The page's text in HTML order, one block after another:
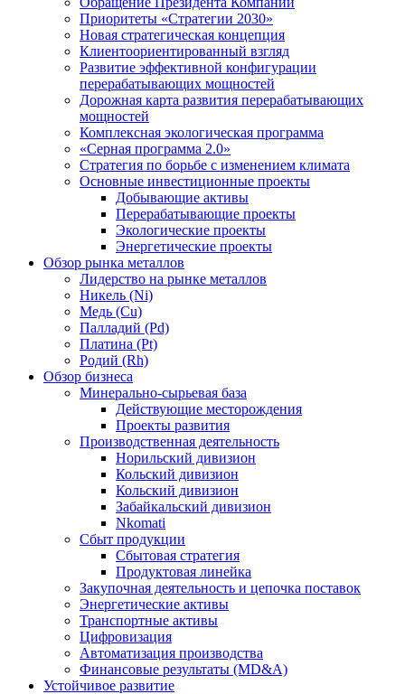
Приоритеты «Стратегии 2030»
Новая стратегическая концепция
Клиентоориентированный взгляд
Развитие эффективной конфигурации
перерабатывающих мощностей
Дорожная карта развития перерабатывающих
мощностей
Комплексная экологическая программа
«Серная программа 2.0»
Стратегия по борьбе с изменением климата
Основные инвестиционные проекты
Добывающие активы
Перерабатывающие проекты
Экологические проекты
Энергетические проекты
Обзор рынка металлов
Лидерство на рынке металлов
Никель (Ni)
Медь (Cu)
Палладий (Pd)
Платина (Pt)
Родий (Rh)
Обзор бизнеса
Минерально-сырьевая база
Действующие месторождения
Проекты развития
Производственная деятельность
Норильский дивизион
Кольский дивизион
Кольский дивизион
Забайкальский дивизион
Nkomati
Сбыт продукции
Сбытовая стратегия
Продуктовая линейка
Закупочная деятельность и цепочка поставок
Энергетические активы
Транспортные активы
Цифровизация
Автоматизация производства
Финансовые результаты (MD&A)
Устойчивое развитие